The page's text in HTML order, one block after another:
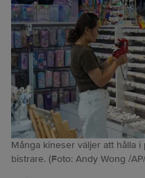
Många kineser väljer att hålla
bistrare. (Foto: Andy Wong /